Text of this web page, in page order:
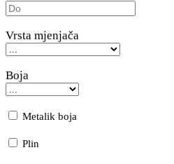
Vrsta mjenjača
Boja
Metalik boja
Plin